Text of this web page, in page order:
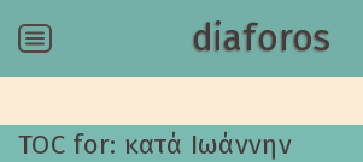
Menu diaforos
TOC for: κατά Ιωάννην